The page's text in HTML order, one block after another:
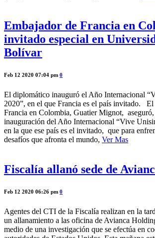
Embajador de Francia en
invitado especial en
Bolívar
Feb 12 2020 07:04 pm 0
El diplomático inauguró el Año Internacional
2020”, en el que Francia es el país invitado. El
Francia en Colombia, Guatier Mignot, aseguró,
inauguración del Año Internacional “Vive
en la que ese país es el invitado, que para
desafíos que afronta el mundo, Ver Mas
Fiscalía allanó sede de
Feb 12 2020 06:26 pm 0
Agentes del CTI de la Fiscalía realizan en la
un allanamiento a las oficina de Avianca
medio de una investigación que se efectúa en